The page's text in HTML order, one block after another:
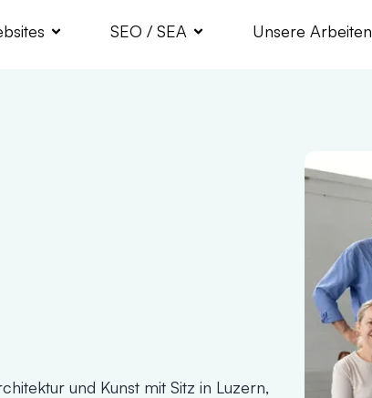
SEO / SEA Unsere Arbeiten
und Kunst mit Sitz in Luzern,